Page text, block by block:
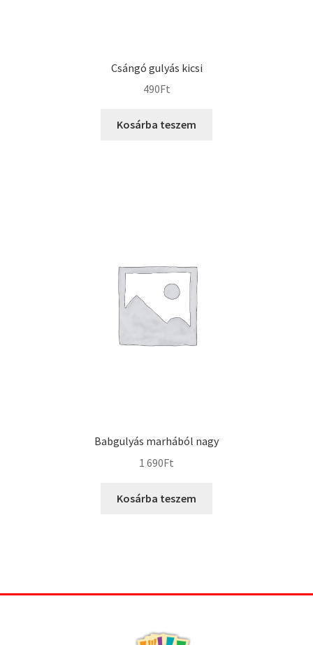
Csángó gulyás kicsi
490Ft
Kosárba teszem
Babgulyás marhából nagy
1 690Ft
Kosárba teszem